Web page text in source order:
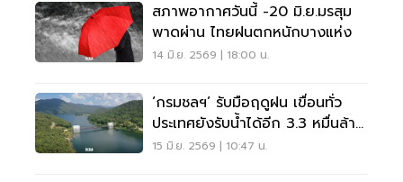
สภาพอากาศวันนี้ -20 มิ.ย.มรสุม
พาดผ่าน ไทยฝนตกหนักบางแห่ง
14 มิ.ย. 2569 | 18:00 น.
‘กรมชลฯ’ รับมือฤดูฝน เขื่อนทั่ว
ประเทศยังรับน้ำได้อีก 3.3 หมื่นล้าน
ลบ.ม.
15 มิ.ย. 2569 | 10:47 น.